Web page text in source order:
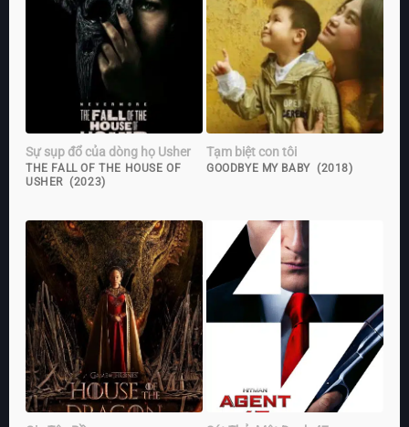
Sự sụp đổ của dòng họ Usher
THE FALL OF THE HOUSE OF
USHER (2023)
Tạm biệt con tôi
GOODBYE MY BABY (2018)